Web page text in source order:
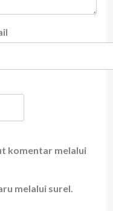
komentar melalui
melalui surel.